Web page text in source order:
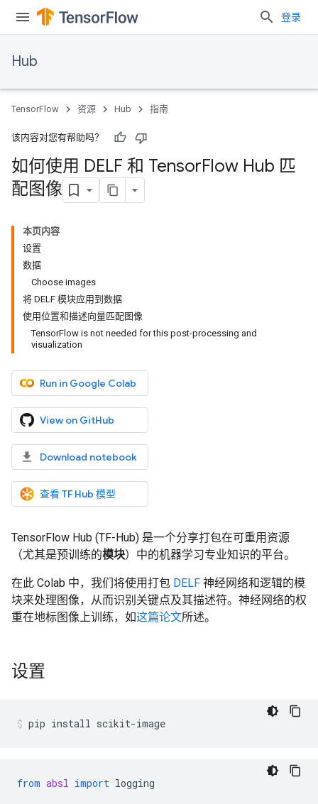
登录
Hub
TensorFlow 资源 Hub 指南
该内容对您有帮助吗？
如何使用 DELF 和 TensorFlow Hub 匹
配图像
本页内容
设置
数据
Choose images
将 DELF 模块应用到数据
使用位置和描述向量匹配图像
TensorFlow is not needed for this post-processing and
visualization
Run in Google Colab
View on GitHub
Download notebook
查看 TF Hub 模型
TensorFlow Hub (TF-Hub) 是一个分享打包在可重用资源
（尤其是预训练的模块）中的机器学习专业知识的平台。
在此 Colab 中，我们将使用打包 DELF 神经网络和逻辑的模
块来处理图像，从而识别关键点及其描述符。神经网络的权
重在地标图像上训练，如这篇论文所述。
设置
pip install scikit-image
from absl import logging